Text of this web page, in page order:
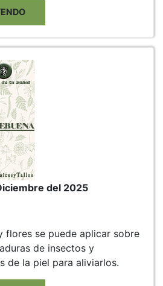
del 2025
flores se puede aplicar sobre
de insectos y
de la piel para aliviarlos.